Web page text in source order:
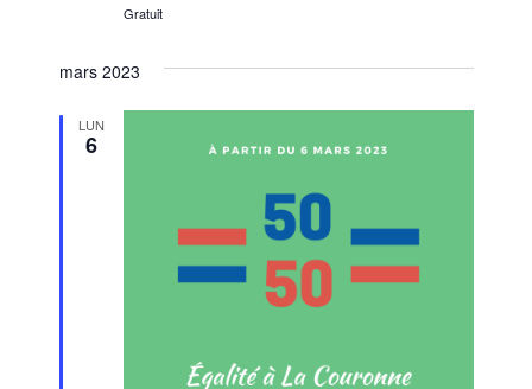
Gratuit
mars 2023
LUN
6